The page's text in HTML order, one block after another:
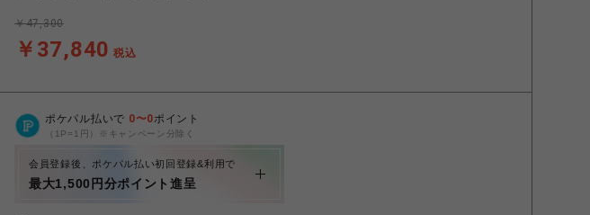
￥37,840 税込
￥47,300
ポケパル払いで 0〜0ポイント
（1P=1円）※キャンペーン分除く
会員登録後、ポケパル払い初回登録&利用で
最大1,500円分ポイント進呈